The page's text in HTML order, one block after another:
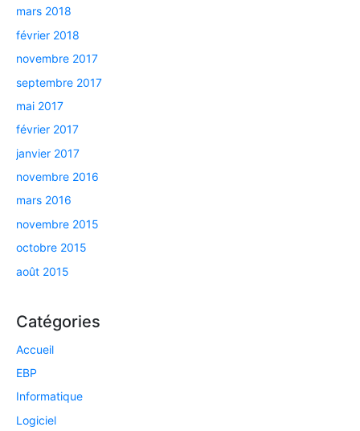
mars 2018
février 2018
novembre 2017
septembre 2017
mai 2017
février 2017
janvier 2017
novembre 2016
mars 2016
novembre 2015
octobre 2015
août 2015
Catégories
Accueil
EBP
Informatique
Logiciel